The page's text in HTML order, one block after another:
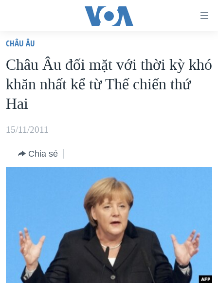
truy
cập
Tới
nội
chính
"Tìm"
TRANG CHỦ
VIỆT NAM
HOA KỲ
BIỂN ĐÔNG
THẾ GIỚI
DIỄN ĐÀN
VẠCH TRẦN TIN GIẢ
NGƯỜI VIỆT HẢI NGOẠI
ĐỜI SỐNG
KINH TẾ
KHOA HỌC
CHIẾN TRANH THƯƠNG MẠI CỦA MỸ: QUÁ KHỨ VÀ HIỆN
HÀNH TRÌNH BẦU CỬ 2024
MỘT NĂM CHIẾN TRANH TẠI DẢI GAZA
GIẢI MÃ VÀNH ĐAI & CON ĐƯỜNG
VIDEO
NGHE
MẠNG XÃ HỘI
CHÂU ÂU
Châu Âu đối mặt với thời kỳ khó
khăn nhất kể từ Thế chiến thứ
Hai
15/11/2011
Chia sẻ